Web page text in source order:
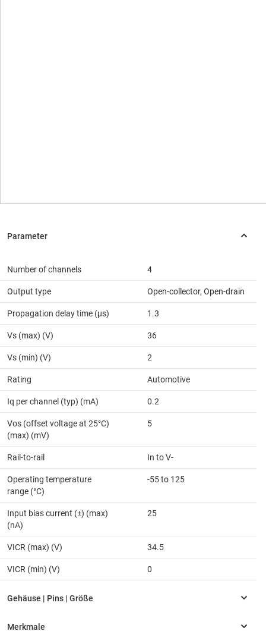
Number of channels 4
Output type Open-collector, Open-drain
Propagation delay time (µs) 1.3
Vs (max) (V) 36
Vs (min) (V) 2
Rating Automotive
Iq per channel (typ) (mA) 0.2
Vos (offset voltage at 25°C)
(max) (mV)
5
Rail-to-rail In to V-
Operating temperature
range (°C)
-55 to 125
Input bias current (±) (max)
(nA)
25
VICR (max) (V) 34.5
VICR (min) (V) 0